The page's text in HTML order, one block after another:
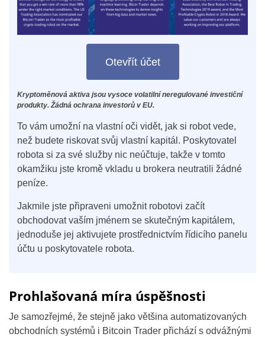
Otevřít účet
Kryptoměnová aktiva jsou vysoce volatilní neregulované investiční
produkty. Žádná ochrana investorů v EU.
To vám umožní na vlastní oči vidět, jak si robot vede,
než budete riskovat svůj vlastní kapitál. Poskytovatel
robota si za své služby nic neúčtuje, takže v tomto
okamžiku jste kromě vkladu u brokera neutratili žádné
peníze.
Jakmile jste připraveni umožnit robotovi začít
obchodovat vaším jménem se skutečným kapitálem,
jednoduše jej aktivujete prostřednictvím řídicího panelu
účtu u poskytovatele robota.
Prohlašovaná míra úspěšnosti
Je samozřejmé, že stejně jako většina automatizovaných
obchodních systémů i Bitcoin Trader přichází s odvážnými